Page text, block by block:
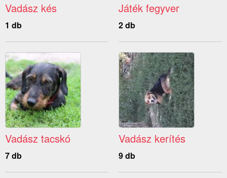
Vadász kés
1 db
Játék fegyver
2 db
Vadász tacskó
7 db
Vadász kerítés
9 db